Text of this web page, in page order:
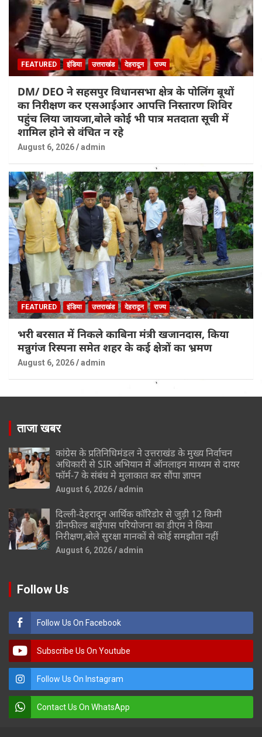
FEATURED इंडिया उत्तराखंड देहरादून राज्य
DM/ DEO ने सहसपुर विधानसभा क्षेत्र के पोलिंग बूथों
का निरीक्षण कर एसआईआर आपत्ति निस्तारण शिविर
पहुंच लिया जायजा,बोले कोई भी पात्र मतदाता सूची में
शामिल होने से वंचित न रहे
August 6, 2026 admin
FEATURED इंडिया उत्तराखंड देहरादून राज्य
भरी बरसात में निकले काबिना मंत्री खजानदास, किया
मन्नुगंज रिस्पना समेत शहर के कई क्षेत्रों का भ्रमण
August 6, 2026 admin
ताजा खबर
कांग्रेस के प्रतिनिधिमंडल ने उत्तराखंड के मुख्य निर्वाचन
अधिकारी से SIR अभियान में ऑनलाइन माध्यम से दायर
फॉर्म-7 के संबंध मे मुलाकात कर सौंपा ज्ञापन
August 6, 2026 admin
दिल्ली-देहरादून आर्थिक कॉरिडोर से जुड़ी 12 किमी
ग्रीनफील्ड बाईपास परियोजना का डीएम ने किया
निरीक्षण,बोले सुरक्षा मानकों से कोई समझौता नहीं
August 6, 2026 admin
Follow Us
Follow Us On Facebook
Subscribe Us On Youtube
Follow Us On Instagram
Contact Us On WhatsApp